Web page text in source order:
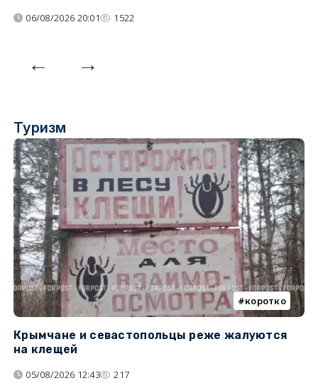
06/08/2026 20:01 1522
Туризм
коротко
Крымчане и севастопольцы реже жалуются
на клещей
05/08/2026 12:43 217